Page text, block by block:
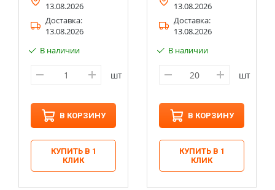
13.08.2026
Доставка:
13.08.2026
В наличии
шт
В КОРЗИНУ
КУПИТЬ В 1
КЛИК
13.08.2026
Доставка:
13.08.2026
В наличии
шт
В КОРЗИНУ
КУПИТЬ В 1
КЛИК